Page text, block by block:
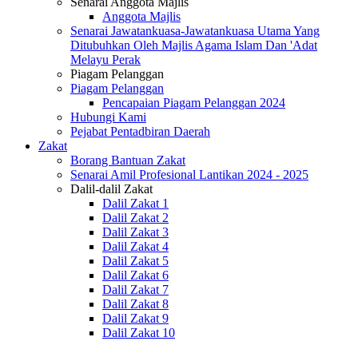
Anggota Majlis
Senarai Jawatankuasa-Jawatankuasa Utama Yang
Ditubuhkan Oleh Majlis Agama Islam Dan 'Adat
Melayu Perak
Piagam Pelanggan
Piagam Pelanggan
Pencapaian Piagam Pelanggan 2024
Hubungi Kami
Pejabat Pentadbiran Daerah
Zakat
Borang Bantuan Zakat
Senarai Amil Profesional Lantikan 2024 - 2025
Dalil-dalil Zakat
Dalil Zakat 1
Dalil Zakat 2
Dalil Zakat 3
Dalil Zakat 4
Dalil Zakat 5
Dalil Zakat 6
Dalil Zakat 7
Dalil Zakat 8
Dalil Zakat 9
Dalil Zakat 10